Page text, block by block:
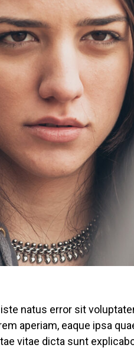
natus error sit
aperiam, eaque ipsa
vitae dicta sunt